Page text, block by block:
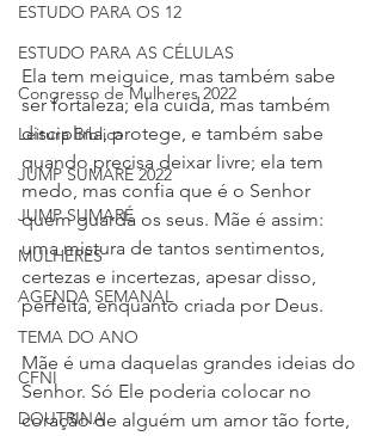
ESTUDO PARA OS 12
ESTUDO PARA AS CÉLULAS
Congresso de Mulheres 2022
Leitura Bíblica
JUMP SUMARÉ 2022
JUMP SUMARÉ
MULHERES
AGENDA SEMANAL
TEMA DO ANO
CFNI
DOUTRINA
Ela tem meiguice, mas também sabe
ser fortaleza; ela cuida, mas também
disciplina, protege, e também sabe
quando precisa deixar livre; ela tem
medo, mas confia que é o Senhor
quem guarda os seus. Mãe é assim:
uma mistura de tantos sentimentos,
certezas e incertezas, apesar disso,
perfeita, enquanto criada por Deus.
Mãe é uma daquelas grandes ideias do
Senhor. Só Ele poderia colocar no
coração de alguém um amor tão forte,